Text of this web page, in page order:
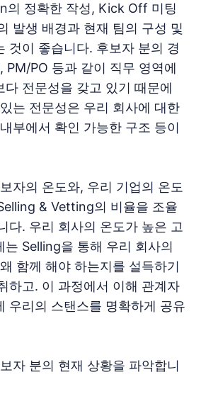
정확한 작성, Kick Off 미팅
발생 배경과 현재 팀의 구성 및
것이 좋습니다. 후보자 분의 경
PM/PO 등과 같이 직무 영역에
다 전문성을 갖고 있기 때문에
는 전문성은 우리 회사에 대한
부에서 확인 가능한 구조 등이
자의 온도와, 우리 기업의 온도
& Vetting의 비율을 조율
다. 우리 회사의 온도가 높은 고
는 Selling을 통해 우리 회사의
함께 해야 하는지를 설득하기
하고. 이 과정에서 이해 관계자
우리의 스탠스를 명확하게 공유
자 분의 현재 상황을 파악합니